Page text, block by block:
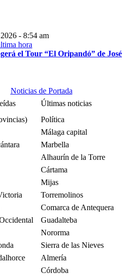
- 8:54 am
el Tour “El Oripandó” de José
Noticias de Portada
Últimas noticias
Política
Málaga capital
Marbella
Alhaurín de la Torre
Cártama
Mijas
Torremolinos
Comarca de Antequera
Guadalteba
Nororma
Sierra de las Nieves
Almería
Córdoba